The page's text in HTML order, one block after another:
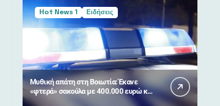
Hot News 1 Ειδήσεις
Μυθική απάτη στη Βοιωτία: Έκανε
«φτερά» σακούλα με 400.000 ευρώ και
κοσμήματα από 90χρονη